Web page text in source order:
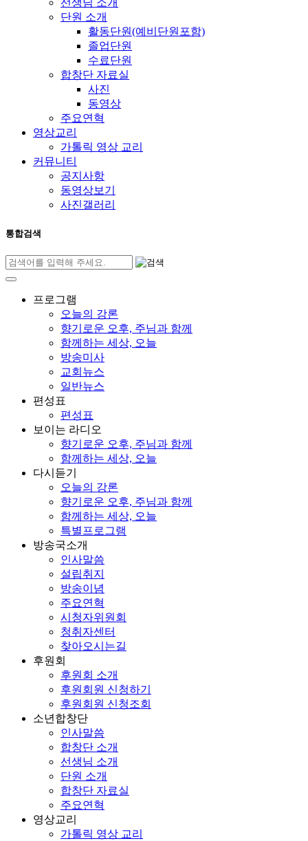
단원 소개
활동단원(예비단원포함)
졸업단원
수료단원
합창단 자료실
사진
동영상
주요연혁
영상교리
가톨릭 영상 교리
커뮤니티
공지사항
동영상보기
사진갤러리
통합검색
프로그램
오늘의 강론
향기로운 오후, 주님과 함께
함께하는 세상, 오늘
방송미사
교회뉴스
일반뉴스
편성표
편성표
보이는 라디오
향기로운 오후, 주님과 함께
함께하는 세상, 오늘
다시듣기
오늘의 강론
향기로운 오후, 주님과 함께
함께하는 세상, 오늘
특별프로그램
방송국소개
인사말씀
설립취지
방송이념
주요연혁
시청자위원회
청취자센터
찾아오시는길
후원회
후원회 소개
후원회원 신청하기
후원회원 신청조회
소년합창단
인사말씀
합창단 소개
선생님 소개
단원 소개
합창단 자료실
주요연혁
영상교리
가톨릭 영상 교리